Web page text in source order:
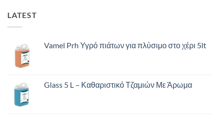
LATEST
Vamel Prh Υγρό πιάτων για πλύσιμο στο χέρι 5lt
Glass 5 L – Καθαριστικό Τζαμιών Με Άρωμα